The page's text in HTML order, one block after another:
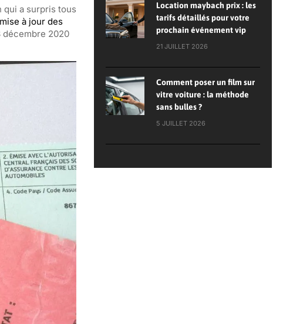
qui a surpris tous
à jour des
2020
Location maybach prix : les
tarifs détaillés pour votre
prochain événement vip
21 JUILLET 2026
Comment poser un film sur
vitre voiture : la méthode
sans bulles ?
5 JUILLET 2026